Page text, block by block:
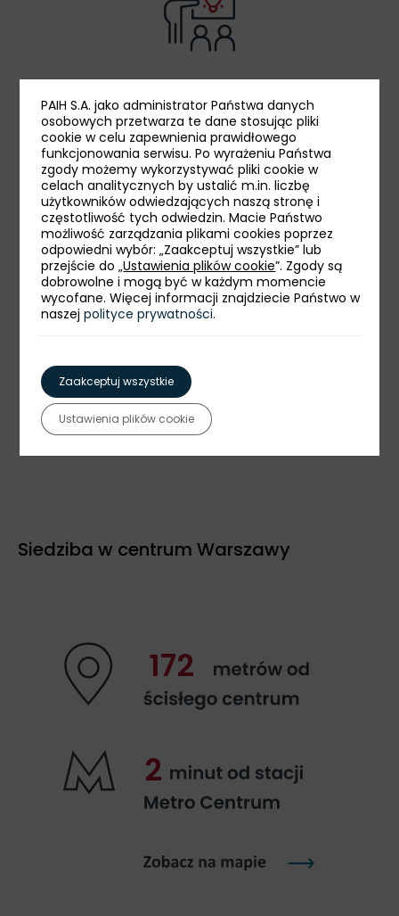
innowacyjne środowisko pracy
pierwszy punkt kontaktu dla eksporterów
i inwestorów
misje gospodarcze, targi, B2B
Siedziba w centrum Warszawy
240
3
PAIH S.A. jako administrator Państwa danych
osobowych przetwarza te dane stosując pliki
cookie w celu zapewnienia prawidłowego
funkcjonowania serwisu. Po wyrażeniu Państwa
zgody możemy wykorzystywać pliki cookie w
celach analitycznych by ustalić m.in. liczbę
użytkowników odwiedzających naszą stronę i
częstotliwość tych odwiedzin. Macie Państwo
możliwość zarządzania plikami cookies poprzez
odpowiedni wybór: „Zaakceptuj wszystkie” lub
przejście do „Ustawienia plików cookie”. Zgody są
dobrowolne i mogą być w każdym momencie
wycofane. Więcej informacji znajdziecie Państwo w
naszejpolityce prywatności.
Zaakceptuj wszystkie
Ustawienia plików cookie